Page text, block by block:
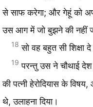
से साफ करेगा; और गेहूं को
उस आग में जो बुझने की नहीं
18 सो वह बहुत सी शिक्षा
19 परन्तु उस ने चौथाई
की पत्नी हेरोदियास के
थे, उलाहना दिया।